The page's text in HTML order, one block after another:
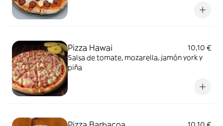
Pizza Hawai
10,10 €
Salsa de tomate, mozarella, jamón york y
piña